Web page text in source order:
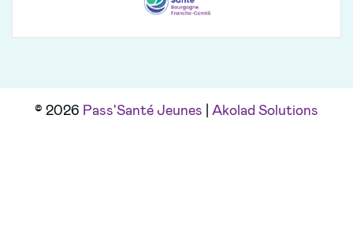
© 2026 Pass'Santé Jeunes Akolad Solutions